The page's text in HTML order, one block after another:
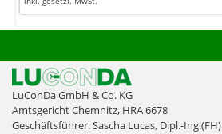
LuConDa GmbH & Co. KG
Amtsgericht Chemnitz, HRA 6678
Geschäftsführer: Sascha Lucas, Dipl.-Ing.(FH)